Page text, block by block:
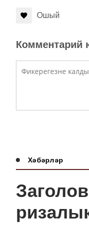
Ошый
Комментарий
Хәбәрләр